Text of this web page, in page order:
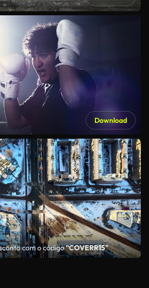
Download
com o código"COVERR15"